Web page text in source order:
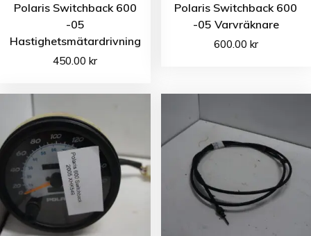
Polaris Switchback 600
-05
Hastighetsmätardrivning
450.00kr
Polaris Switchback 600
-05 Varvräknare
600.00 kr